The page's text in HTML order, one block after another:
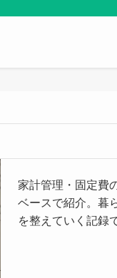
家計管理・固定費
ベースで紹介。暮
を整えていく記録